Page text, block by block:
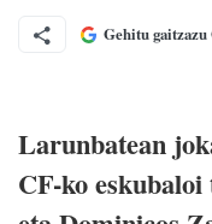
Gehitu gaitzazu
Larunbatean
CF-ko